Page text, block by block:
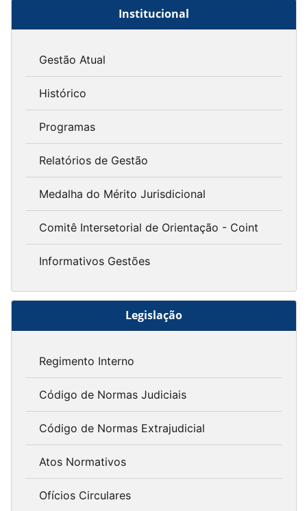
Institucional
Gestão Atual
Histórico
Programas
Relatórios de Gestão
Medalha do Mérito Jurisdicional
Comitê Intersetorial de Orientação - Coint
Informativos Gestões
Legislação
Regimento Interno
Código de Normas Judiciais
Código de Normas Extrajudicial
Atos Normativos
Ofícios Circulares